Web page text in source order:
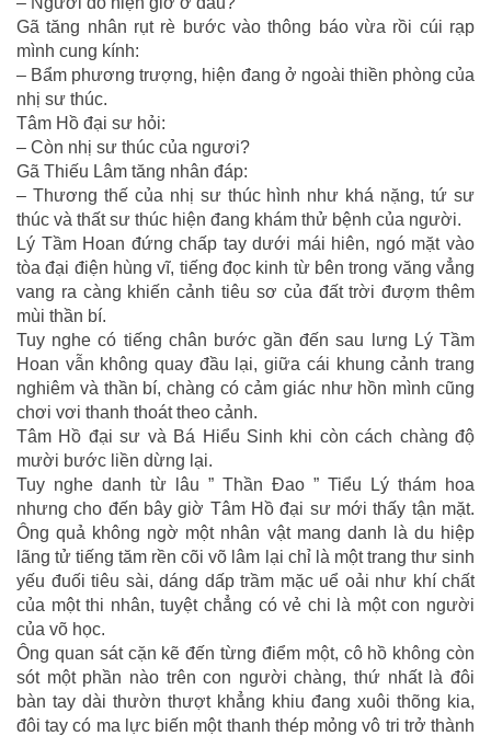
Gã tăng nhân rụt rè bước vào thông báo vừa rồi cúi rạp
mình cung kính:
– Bẩm phương trượng, hiện đang ở ngoài thiền phòng của
nhị sư thúc.
Tâm Hồ đại sư hỏi:
– Còn nhị sư thúc của ngươi?
Gã Thiếu Lâm tăng nhân đáp:
– Thương thế của nhị sư thúc hình như khá nặng, tứ sư
thúc và thất sư thúc hiện đang khám thử bệnh của người.
Lý Tầm Hoan đứng chấp tay dưới mái hiên, ngó mặt vào
tòa đại điện hùng vĩ, tiếng đọc kinh từ bên trong văng vẳng
vang ra càng khiến cảnh tiêu sơ của đất trời đượm thêm
mùi thần bí.
Tuy nghe có tiếng chân bước gần đến sau lưng Lý Tầm
Hoan vẫn không quay đầu lại, giữa cái khung cảnh trang
nghiêm và thần bí, chàng có cảm giác như hồn mình cũng
chơi vơi thanh thoát theo cảnh.
Tâm Hồ đại sư và Bá Hiểu Sinh khi còn cách chàng độ
mười bước liền dừng lại.
Tuy nghe danh từ lâu ” Thần Đao ” Tiểu Lý thám hoa
nhưng cho đến bây giờ Tâm Hồ đại sư mới thấy tận mặt.
Ông quả không ngờ một nhân vật mang danh là du hiệp
lãng tử tiếng tăm rền cõi võ lâm lại chỉ là một trang thư sinh
yếu đuối tiêu sài, dáng dấp trầm mặc uể oải như khí chất
của một thi nhân, tuyệt chẳng có vẻ chi là một con người
của võ học.
Ông quan sát cặn kẽ đến từng điểm một, cô hồ không còn
sót một phần nào trên con người chàng, thứ nhất là đôi
bàn tay dài thườn thượt khẳng khiu đang xuôi thõng kia,
đôi tay có ma lực biến một thanh thép mỏng vô tri trở thành